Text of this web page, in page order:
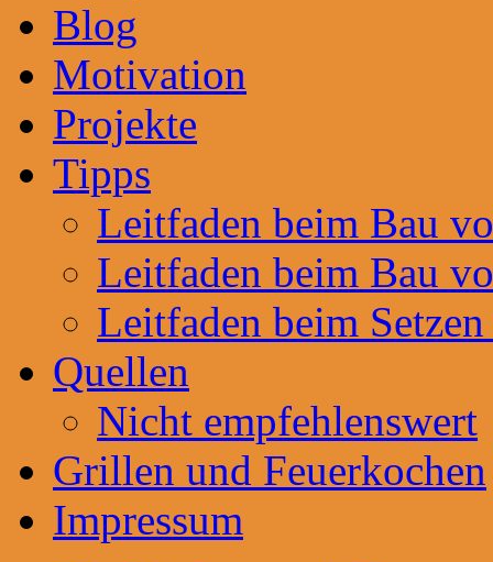
Blog
Motivation
Projekte
Tipps
Leitfaden beim Bau
Leitfaden beim Bau
Leitfaden beim
Quellen
Nicht empfehlenswert
Grillen und Feuerkochen
Impressum